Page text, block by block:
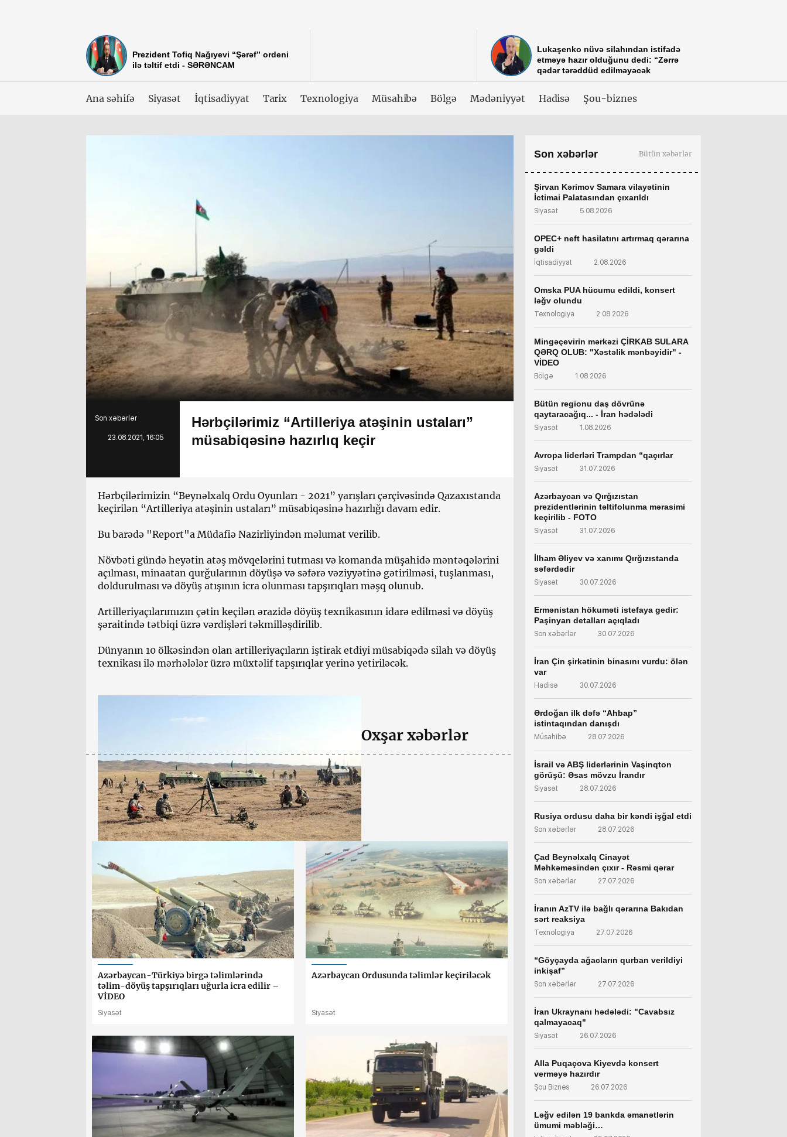
Prezident Tofiq Nağıyevi “Şərəf” ordeni
ilə təltif etdi - SƏRƏNCAM
Lukaşenko nüvə silahından istifadə
etməyə hazır olduğunu dedi: “Zərrə
qədər tərəddüd edilməyəcək
Ana səhifə Siyasət İqtisadiyyat Tarix Texnologiya Müsahibə Bölgə Mədəniyyət Hadisə Şou-biznes
Son xəbərlər
23.08.2021, 16:05
Hərbçilərimiz “Artilleriya atəşinin ustaları”
müsabiqəsinə hazırlıq keçir
Hərbçilərimizin “Beynəlxalq Ordu Oyunları - 2021” yarışları çərçivəsində Qazaxıstanda
keçirilən “Artilleriya atəşinin ustaları” müsabiqəsinə hazırlığı davam edir.
Bu barədə "Report"a Müdafiə Nazirliyindən məlumat verilib.
Növbəti gündə heyətin atəş mövqelərini tutması və komanda müşahidə məntəqələrini
açılması, minaatan qurğularının döyüşə və səfərə vəziyyətinə gətirilməsi, tuşlanması,
doldurulması və döyüş atışının icra olunması tapşırıqları məşq olunub.
Artilleriyaçılarımızın çətin keçilən ərazidə döyüş texnikasının idarə edilməsi və döyüş
şəraitində tətbiqi üzrə vərdişləri təkmilləşdirilib.
Dünyanın 10 ölkəsindən olan artilleriyaçıların iştirak etdiyi müsabiqədə silah və döyüş
texnikası ilə mərhələlər üzrə müxtəlif tapşırıqlar yerinə yetiriləcək.
Oxşar xəbərlər
Azərbaycan-Türkiyə birgə təlimlərində
təlim-döyüş tapşırıqları uğurla icra edilir –
VİDEO
Siyasət
Azərbaycan Ordusunda təlimlər keçiriləcək
Siyasət
Son xəbərlər Bütün xəbərlər
Şirvan Kərimov Samara vilayətinin
İctimai Palatasından çıxarıldı
Siyasət 5.08.2026
OPEC+ neft hasilatını artırmaq qərarına
gəldi
İqtisadiyyat 2.08.2026
Omska PUA hücumu edildi, konsert
ləğv olundu
Texnologiya 2.08.2026
Mingəçevirin mərkəzi ÇİRKAB SULARA
QƏRQ OLUB: "Xəstəlik mənbəyidir" -
VİDEO
Bölgə 1.08.2026
Bütün regionu daş dövrünə
qaytaracağıq... - İran hədələdi
Siyasət 1.08.2026
Avropa liderləri Trampdan “qaçırlar
Siyasət 31.07.2026
Azərbaycan və Qırğızıstan
prezidentlərinin təltifolunma mərasimi
keçirilib - FOTO
Siyasət 31.07.2026
İlham Əliyev və xanımı Qırğızıstanda
səfərdədir
Siyasət 30.07.2026
Ermənistan hökuməti istefaya gedir:
Paşinyan detalları açıqladı
Son xəbərlər 30.07.2026
İran Çin şirkətinin binasını vurdu: ölən
var
Hadisə 30.07.2026
Ərdoğan ilk dəfə “Ahbap”
istintaqından danışdı
Müsahibə 28.07.2026
İsrail və ABŞ liderlərinin Vaşinqton
görüşü: Əsas mövzu İrandır
Siyasət 28.07.2026
Rusiya ordusu daha bir kəndi işğal etdi
Son xəbərlər 28.07.2026
Çad Beynəlxalq Cinayət
Məhkəməsindən çıxır - Rəsmi qərar
Son xəbərlər 27.07.2026
İranın AzTV ilə bağlı qərarına Bakıdan
sərt reaksiya
Texnologiya 27.07.2026
“Göyçayda ağacların qurban verildiyi
inkişaf”
Son xəbərlər 27.07.2026
İran Ukraynanı hədələdi: "Cavabsız
qalmayacaq"
Siyasət 26.07.2026
Alla Puqaçova Kiyevdə konsert
verməyə hazırdır
Şou Biznes 26.07.2026
Ləğv edilən 19 bankda əmanətlərin
ümumi məbləği…